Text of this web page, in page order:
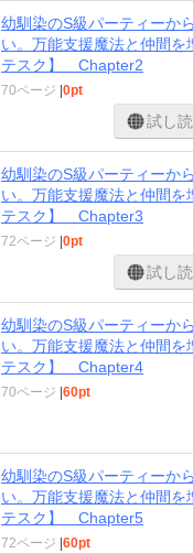
幼馴染のS級パーティーか
い。万能支援魔法と仲間を
テスク】 Chapter2
70ページ 0pt
試し
幼馴染のS級パーティーか
い。万能支援魔法と仲間を
テスク】 Chapter3
72ページ 0pt
試し
幼馴染のS級パーティーか
い。万能支援魔法と仲間を
テスク】 Chapter4
70ページ 60pt
幼馴染のS級パーティーか
い。万能支援魔法と仲間を
テスク】 Chapter5
72ページ 60pt